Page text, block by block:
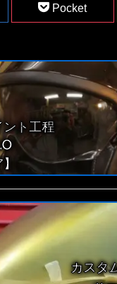
Pocket
ト工程
カスタ